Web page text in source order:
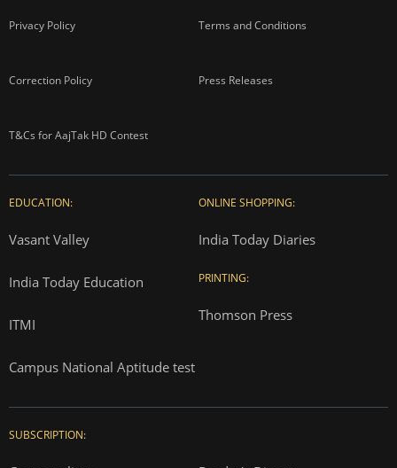
Privacy Policy Terms and Conditions
Correction Policy Press Releases
T&Cs for AajTak HD Contest
EDUCATION:
Vasant Valley
India Today Education
ITMI
Campus National Aptitude test
ONLINE SHOPPING:
India Today Diaries
PRINTING:
Thomson Press
SUBSCRIPTION: